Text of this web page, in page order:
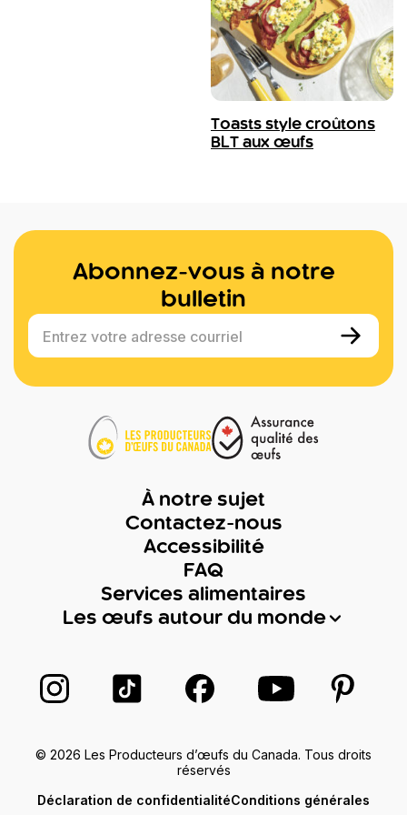
Toasts style croûtons
BLT aux œufs
Abonnez-vous à notre
bulletin
Entrez votre adresse courriel
À notre sujet
Contactez-nous
Accessibilité
FAQ
Services alimentaires
Les œufs autour du monde
Suivez-nous sur Instagram
Suivez-nous sur TikTok
Suivez-nous sur Facebook
Suivez-nous sur
© 2026 Les Producteurs d’œufs du Canada. Tous droits
réservés
Déclaration de confidentialitéConditions générales